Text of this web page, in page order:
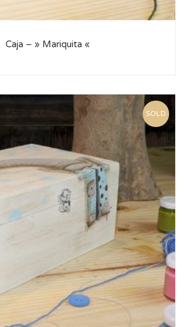
Caja – » Mariquita «
SOLD